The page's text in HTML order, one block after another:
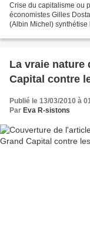
Crise du capitalisme ou
économistes Gilles
(Albin Michel) synthétise
La vraie nature
Capital contre
Publié le 13/03/2010 à
Par Eva R-sistons